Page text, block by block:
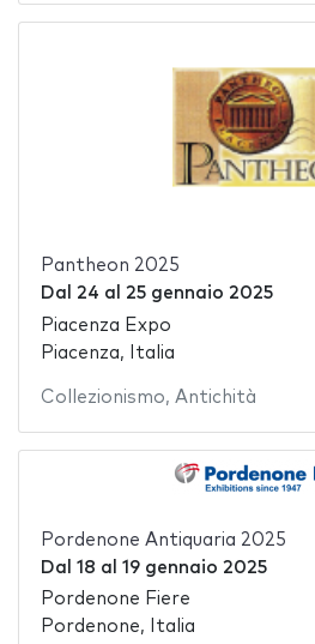
Pantheon 2025
Dal 24 al 25 gennaio 2025
Piacenza Expo
Piacenza, Italia
Collezionismo, Antichità
Pordenone Antiquaria 2025
Dal 18 al 19 gennaio 2025
Pordenone Fiere
Pordenone, Italia